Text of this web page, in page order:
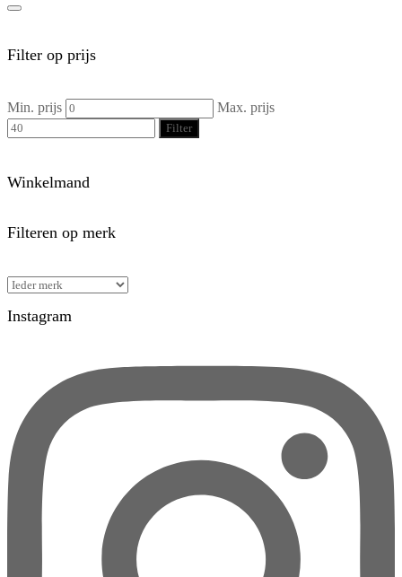
Filter op prijs
Min. prijs Max. prijs
Filter
Winkelmand
Filteren op merk
Instagram